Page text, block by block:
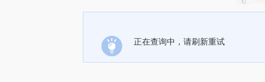
正在查询中，请刷新重试